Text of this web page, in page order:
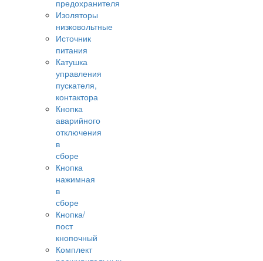
предохранителя
Изоляторы
низковольтные
Источник
питания
Катушка
управления
пускателя,
контактора
Кнопка
аварийного
отключения
в
сборе
Кнопка
нажимная
в
сборе
Кнопка/
пост
кнопочный
Комплект